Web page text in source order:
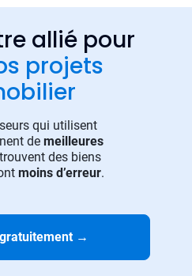
allié pour
projets
qui utilisent
de meilleures
des biens
moins d’erreur.
→